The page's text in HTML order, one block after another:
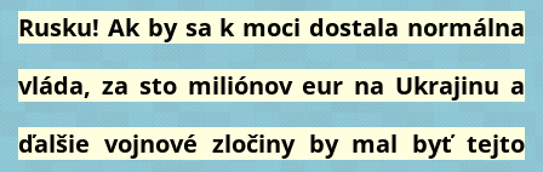
Rusku! Ak by sa k moci dostala normálna
vláda, za sto miliónov eur na Ukrajinu a
ďalšie vojnové zločiny by mal byť tejto